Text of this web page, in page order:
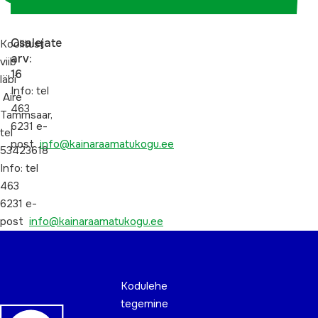
Koolitust
viib
läbi
Aire
Tammsaar,
tel
53423618
Info: tel
463
6231 e-
post info@kainaraamatukogu.ee
Osalejate
arv:
16
Info: tel
463
6231 e-
postinfo@kainaraamatukogu.ee
Kodulehe
tegemine